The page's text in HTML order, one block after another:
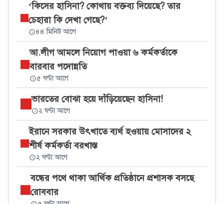
‘কিসের হাসিনা? কোথায় বক্তব্য দিয়েছে? তার
চেহারা কি দেখা গেছে?’
৪৪ মিনিট আগে
আ.লীগ আমলে নিয়োগ পাওয়া ৬ কর্মকর্তাকে
বারবার পদোন্নতি
৫ ঘণ্টা আগে
ভারতের বোঝা হয়ে দাঁড়িয়েছেন হাসিনা!
২ ঘণ্টা আগে
ইরানে সরকার উৎখাতে ব্যর্থ হওয়ায় মোসাদের ২
শীর্ষ কর্মকর্তা বরখাস্ত
২ ঘণ্টা আগে
বন্ধের পথে থাকা আর্থিক প্রতিষ্ঠানে প্রশাসক বসছে
রোববার